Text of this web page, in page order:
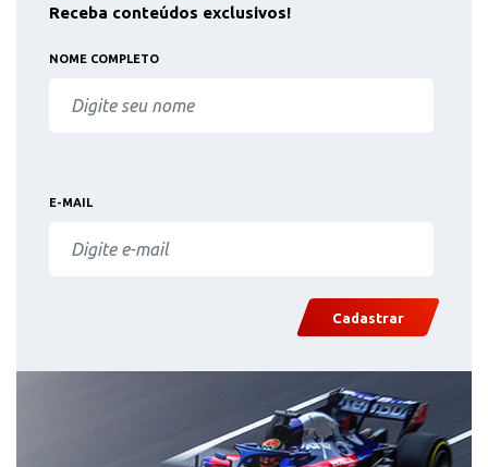
Receba conteúdos exclusivos!
NOME COMPLETO
E-MAIL
Cadastrar